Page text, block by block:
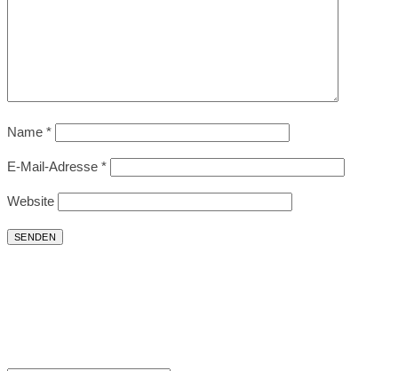
Name *
E-Mail-Adresse *
Website